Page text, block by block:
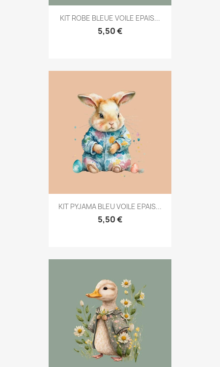
KIT ROBE BLEUE VOILE EPAIS...
5,50 €
KIT PYJAMA BLEU VOILE EPAIS...
5,50 €